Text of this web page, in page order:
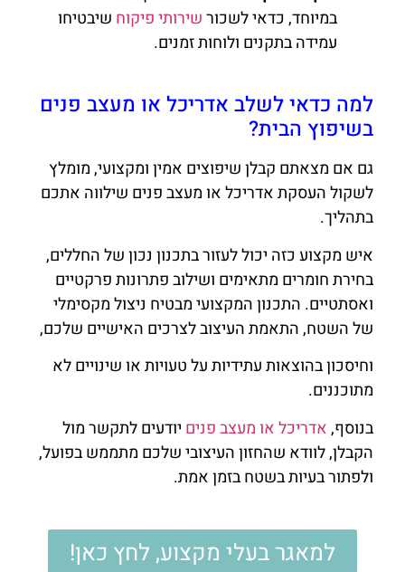
במיוחד, כדאי לשכורשירותי פיקוח שיבטיחו
עמידה בתקנים ולוחות זמנים.
למה כדאי לשלב אדריכל או מעצב פנים
בשיפוץ הבית?
גם אם מצאתם קבלן שיפוצים אמין ומקצועי, מומלץ
לשקול העסקת אדריכל או מעצב פנים שילווה אתכם
בתהליך.
איש מקצוע כזה יכול לעזור בתכנון נכון של החללים,
בחירת חומרים מתאימים ושילוב פתרונות פרקטיים
ואסתטיים. התכנון המקצועי מבטיח ניצול מקסימלי
של השטח, התאמת העיצוב לצרכים האישיים שלכם,
וחיסכון בהוצאות עתידיות על טעויות או שינויים לא
מתוכננים.
בנוסף,אדריכל או מעצב פנים יודעים לתקשר מול
הקבלן, לוודא שהחזון העיצובי שלכם מתממש בפועל,
ולפתור בעיות בשטח בזמן אמת.
למאגר בעלי מקצוע, לחץ כאן!